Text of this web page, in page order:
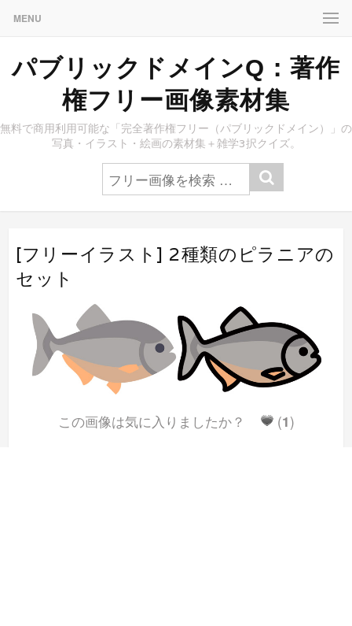
MENU
パブリックドメインQ：著作
権フリー画像素材集
無料で商用利用可能な「完全著作権フリー（パブリックドメイン）」の
写真・イラスト・絵画の素材集＋雑学3択クイズ。
[フリーイラスト] 2種類のピラニアの
セット
この画像は気に入りましたか？ (1)